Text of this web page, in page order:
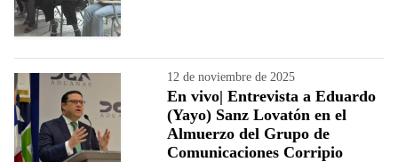
12 de noviembre de 2025
En vivo| Entrevista a Eduardo
(Yayo) Sanz Lovatón en el
Almuerzo del Grupo de
Comunicaciones Corripio